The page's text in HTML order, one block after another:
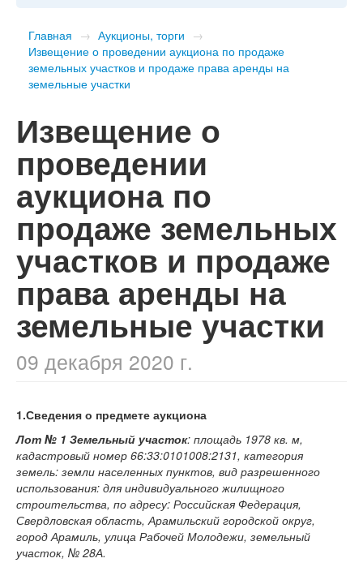
Главная → Аукционы, торги →
Извещение о проведении аукциона по продаже
земельных участков и продаже права аренды на
земельные участки
Извещение о
проведении
аукциона по
продаже земельных
участков и продаже
права аренды на
земельные участки
09 декабря 2020 г.
1.Сведения о предмете аукциона
Лот № 1 Земельный участок: площадь 1978 кв. м,
кадастровый номер 66:33:0101008:2131, категория
земель: земли населенных пунктов, вид разрешенного
использования: для индивидуального жилищного
строительства, по адресу: Российская Федерация,
Свердловская область, Арамильский городской округ,
город Арамиль, улица Рабочей Молодежи, земельный
участок, № 28А.